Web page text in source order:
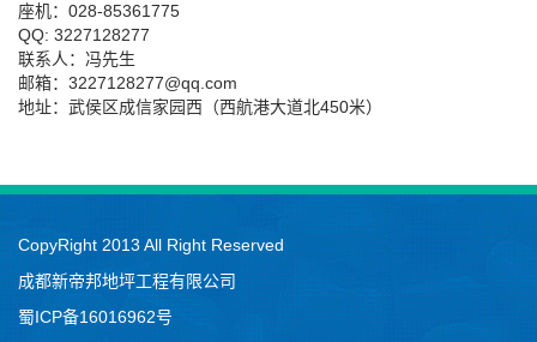
座机：028-85361775
QQ: 3227128277
联系人：冯先生
邮箱：3227128277@qq.com
地址：武侯区成信家园西（西航港大道北450米）
CopyRight 2013 All Right Reserved
成都新帝邦地坪工程有限公司
蜀ICP备16016962号